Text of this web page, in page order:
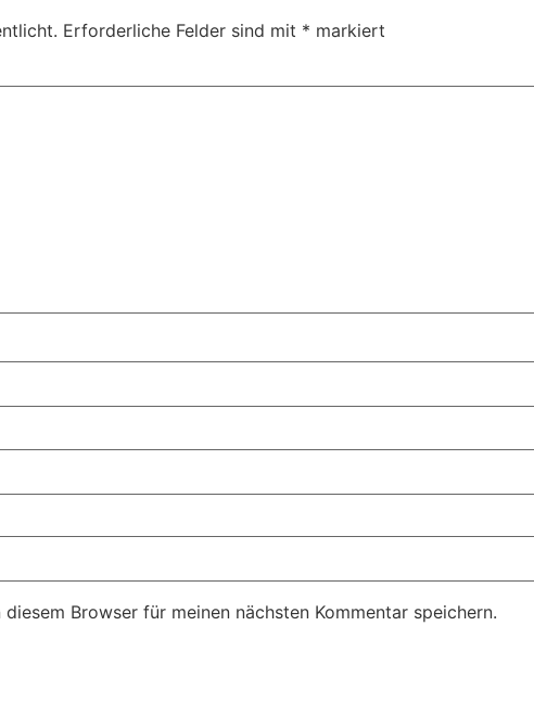
Erforderliche Felder sind mit * markiert
Browser für meinen nächsten Kommentar speichern.